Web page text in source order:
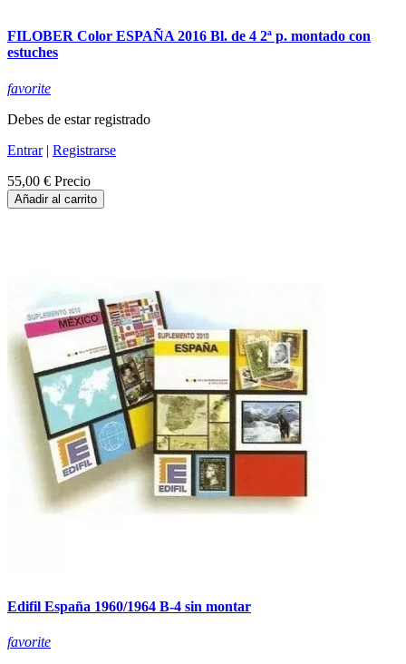
FILOBER Color ESPAÑA 2016 Bl. de 4 2ª p. montado con
estuches
favorite
Debes de estar registrado
Entrar| Registrarse
55,00 € Precio
Añadir al carrito
Edifil España 1960/1964 B-4 sin montar
favorite